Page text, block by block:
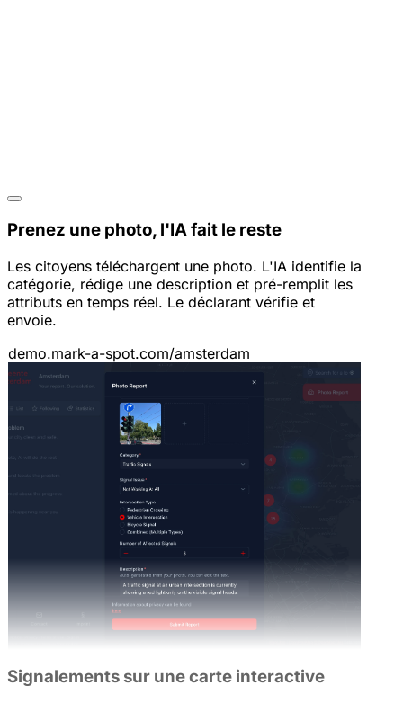
Prenez une photo, l'IA fait le reste
Les citoyens téléchargent une photo. L'IA identifie la
catégorie, rédige une description et pré-remplit les
attributs en temps réel. Le déclarant vérifie et
envoie.
demo.mark-a-spot.com/amsterdam
Signalements sur une carte interactive